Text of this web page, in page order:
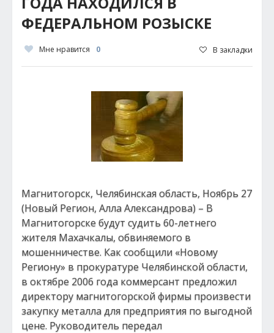
ФЕДЕРАЛЬНОМ РОЗЫСКЕ
Мне нравится 0 В закладки
Магнитогорск, Челябинская область, Ноябрь 27
(Новый Регион, Алла Александрова) – В
Магнитогорске будут судить 60-летнего
жителя Махачкалы, обвиняемого в
мошенничестве. Как сообщили «Новому
Региону» в прокуратуре Челябинской области,
в октябре 2006 года коммерсант предложил
директору магнитогорской фирмы произвести
закупку металла для предприятия по выгодной
цене. Руководитель передал